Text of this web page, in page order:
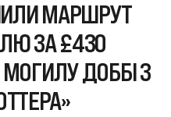
МАРШРУТ
ЗА £430
ДОББІ З